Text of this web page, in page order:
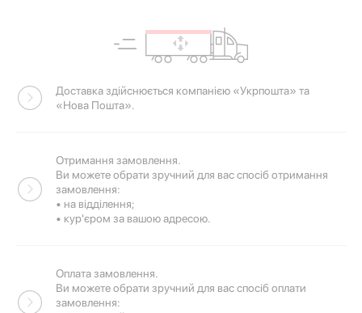
Доставка здійснюється компанією «Укрпошта» та
«Нова Пошта».
Отримання замовлення.
Ви можете обрати зручний для вас спосіб отримання
замовлення:
• на відділення;
• кур'єром за вашою адресою.
Оплата замовлення.
Ви можете обрати зручний для вас спосіб оплати
замовлення: